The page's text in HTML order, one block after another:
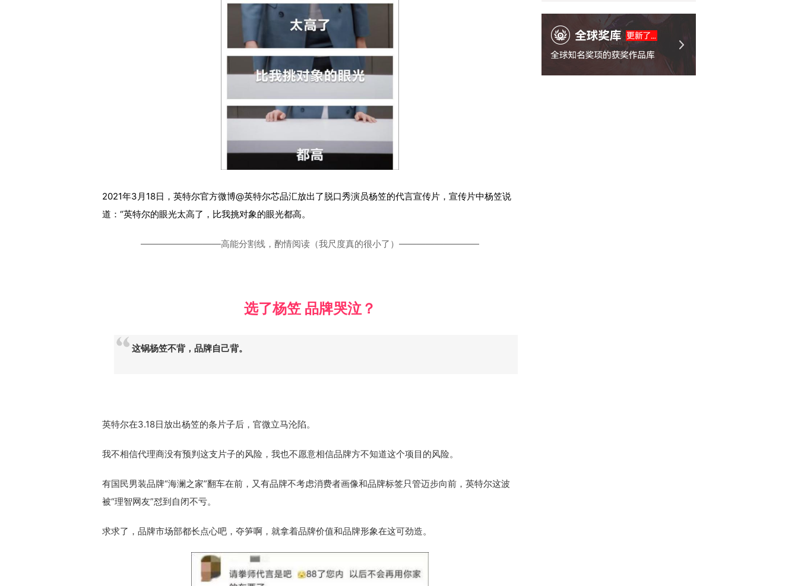
2021年3月18日，英特尔官方微博@英特尔芯品汇放出了脱口秀演员杨笠的代言宣传片，宣传片中杨笠说
道：“英特尔的眼光太高了，比我挑对象的眼光都高。
—————————高能分割线，酌情阅读（我尺度真的很小了）—————————
选了杨笠 品牌哭泣？
这锅杨笠不背，品牌自己背。
英特尔在3.18日放出杨笠的条片子后，官微立马沦陷。
我不相信代理商没有预判这支片子的风险，我也不愿意相信品牌方不知道这个项目的风险。
有国民男装品牌“海澜之家”翻车在前，又有品牌不考虑消费者画像和品牌标签只管迈步向前，英特尔这波
被“理智网友”怼到自闭不亏。
求求了，品牌市场部都长点心吧，夺笋啊，就拿着品牌价值和品牌形象在这可劲造。